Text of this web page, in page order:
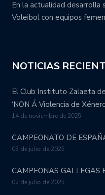
En la actualidad desarrolla
Voleibol con equipos
NOTICIAS
El Club Instituto Zalaeta
‘NON Á Violencia de
14 de noviembre de 2025
CAMPEONATO DE
03 de julio de 2025
CAMPEONAS GALLEGAS
02 de julio de 2025